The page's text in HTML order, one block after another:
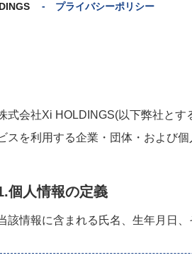
プライバシーポリシー
式会社Xi HOLDINGS(以下弊社と
スを利用する企業・団体・および
個人情報の定義
該情報に含まれる氏名、生年月日